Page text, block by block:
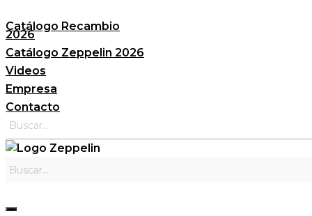
al
contenido
Catálogo Recambio
2026
Catálogo Zeppelin 2026
Videos
Empresa
Contacto